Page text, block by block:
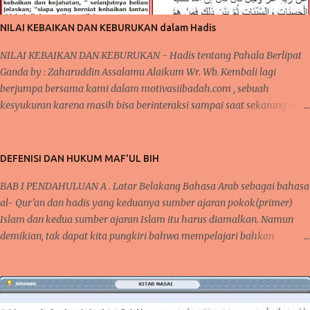
pada akhirnya di beritakan bahwa orang yang memakannya menjadi
jatuh sakit sehingga dikatakan keracunan makanan dari makanan
NILAI KEBAIKAN DAN KEBURUKAN dalam Hadis
NILAI KEBAIKAN DAN KEBURUKAN - Hadis tentang Pahala Berlipat
Ganda by : Zaharuddin Assalamu Alaikum Wr. Wb. Kembali lagi
berjumpa bersama kami dalam motivasiibadah.com , sebuah
kesyukuran karena masih bisa berinteraksi sampai saat sekarang ini,
kita dari jalan keburukan. Pada beberapa pertemuan sebelumnya,
mengontrol mindset dan niat dalam beribadah, begitupula karena
faktor kebiasaan yang bisa membantu seseorang agar tetap semangat
dalam melaksanakan kebaikan dan bernilai ibadah kepada Allah Swt .
ARTIKEL TERKAIT : Cara Semangat ibadah- Mengontrol Mindset dan
dalam melak...
DEFENISI DAN HUKUM MAF'UL BIH
BAB I PENDAHULUAN A . Latar Belakang Bahasa Arab sebagai bahasa
al- Qur’an dan hadis yang keduanya sumber ajaran pokok(primer)
Islam dan kedua sumber ajaran Islam itu harus diamalkan. Namun
demikian, tak dapat kita pungkiri bahwa mempelajari bahkan
Arab mempunyai karakter dan keistimewaan tersendiri yang berbeda,
bahkan mungkin tidak dimiliki oleh bahasa-bahasa yang lain. Al-